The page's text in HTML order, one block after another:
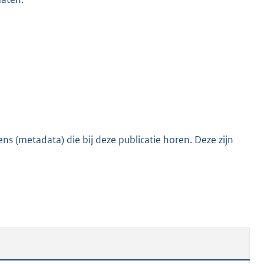
b
(metadata) die bij deze publicatie horen. Deze zijn